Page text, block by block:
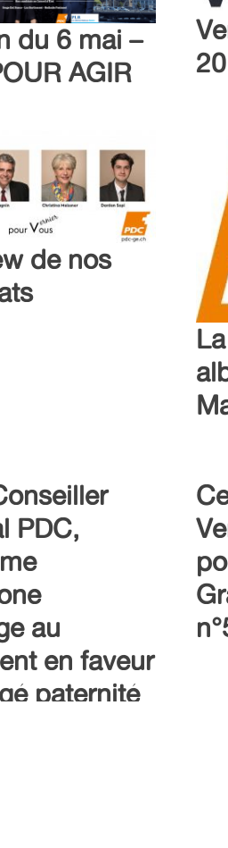
du 6 mai –
AGIR
de nos
PDC,
au
en faveur
paternité